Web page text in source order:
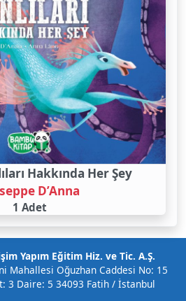
Hakkında Her Şey
D’Anna
1 Adet
Yapım Eğitim Hiz. ve Tic. A.Ş.
Mahallesi Oğuzhan Caddesi No: 15
3 Daire: 5 34093 Fatih / İstanbul